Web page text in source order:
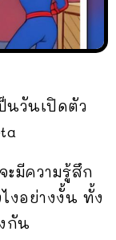
นวันเปิดตัว
ะมีความรู้สึก
งอย่างงั้น ทั้ง
กัน